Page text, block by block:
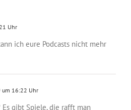
Uhr
ich eure Podcasts nicht mehr
um 16:22 Uhr
Es gibt Spiele, die rafft man